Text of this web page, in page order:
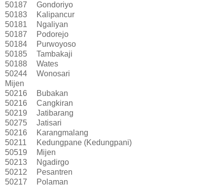
50187
Gondoriyo
50183
Kalipancur
50181
Ngaliyan
50187
Podorejo
50184
Purwoyoso
50185
Tambakaji
50188
Wates
50244
Wonosari
Mijen
50216
Bubakan
50216
Cangkiran
50219
Jatibarang
50275
Jatisari
50216
Karangmalang
50211
Kedungpane (Kedungpani)
50519
Mijen
50213
Ngadirgo
50212
Pesantren
50217
Polaman